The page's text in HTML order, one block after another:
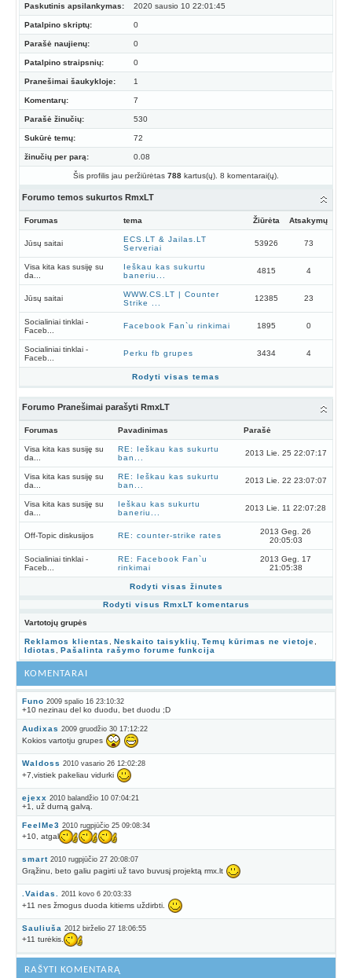
Paskutinis apsilankymas: 2020 sausio 10 22:01:45
Patalpino skriptų: 0
Parašė naujienų: 0
Patalpino straipsnių: 0
Pranešimai šaukykloje: 1
Komentarų: 7
Parašė žinučių: 530
Sukūrė temų: 72
žinučių per parą: 0.08
Šis profilis jau peržiūrėtas 788 kartus(ų). 8 komentarai(ų).
Forumo temos sukurtos RmxLT
Forumas tema Žiūrėta Atsakymų
Jūsų saitai
ECS.LT & Jailas.LT
Serveriai
53926 73
Visa kita kas susiję su
da...
Ieškau kas sukurtu
baneriu...
4815 4
Jūsų saitai
WWW.CS.LT | Counter
Strike ...
12385 23
Socialiniai tinklai -
Faceb...
Facebook Fan`u rinkimai 1895 0
Socialiniai tinklai -
Faceb...
Perku fb grupes 3434 4
Rodyti visas temas
Forumo Pranešimai parašyti RmxLT
Forumas Pavadinimas Parašė
Visa kita kas susiję su
da...
RE: Ieškau kas sukurtu
ban...
2013 Lie. 25 22:07:17
Visa kita kas susiję su
da...
RE: Ieškau kas sukurtu
ban...
2013 Lie. 22 23:07:07
Visa kita kas susiję su
da...
Ieškau kas sukurtu
baneriu...
2013 Lie. 11 22:07:28
Off-Topic diskusijos RE: counter-strike rates
2013 Geg. 26
20:05:03
Socialiniai tinklai -
Faceb...
RE: Facebook Fan`u
rinkimai
2013 Geg. 17
21:05:38
Rodyti visas žinutes
Rodyti visus RmxLT komentarus
Vartotojų grupės
Reklamos klientas Neskaito taisyklių Temų kūrimas ne vietoje
Idiotas
Pašalinta rašymo forume funkcija
KOMENTARAI
Funo 2009 spalio 16 23:10:32
+10 nezinau del ko duodu, bet duodu ;D
Audixas 2009 gruodžio 30 17:12:22
Kokios vartotju grupes
Waldoss 2010 vasario 26 12:02:28
+7,vistiek pakeliau vidurki
ejexx 2010 balandžio 10 07:04:21
+1, už durną galvą.
FeelMe3 2010 rugpjūčio 25 09:08:34
+10, atgal
smart 2010 rugpjūčio 27 20:08:07
Grąžinu, beto galiu pagirti už tavo buvusį projektą rmx.lt
.Vaidas. 2011 kovo 6 20:03:33
+11 nes žmogus duoda kitiems uždirbti.
Sauliuša 2012 birželio 27 18:06:55
+11 turėkis.
RAŠYTI KOMENTARĄ